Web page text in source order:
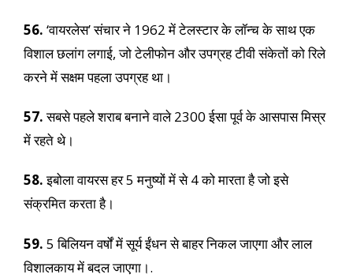
56. ‘वायरलेस’ संचार ने 1962 में टेलस्टार के लॉन्च के साथ एक
विशाल छलांग लगाई, जो टेलीफोन और उपग्रह टीवी संकेतों को रिले
करने में सक्षम पहला उपग्रह था।
57.सबसे पहले शराब बनाने वाले 2300 ईसा पूर्व के आसपास मिस्र
में रहते थे।
58.इबोला वायरस हर 5 मनुष्यों में से 4 को मारता है जो इसे
संक्रमित करता है।
59. 5 बिलियन वर्षों में सूर्य ईंधन से बाहर निकल जाएगा और लाल
विशालकाय में बदल जाएगा।.